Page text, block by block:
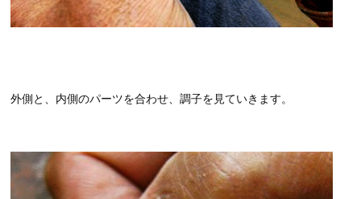
外側と、内側のパーツを合わせ、調子を見ていきます。